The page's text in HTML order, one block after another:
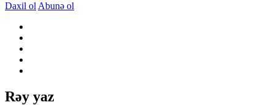
Daxil ol Abunə ol
Rəy yaz